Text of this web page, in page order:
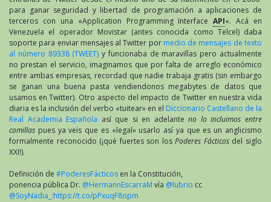
para ganar seguridad y libertad de programación a aplicaciones de
terceros con una «Application Programming InterfaceAPI«. Acá en
Venezuela el operador Movistar (antes conocida como Telcel) daba
soporte para enviar mensajes al Twitter por medio de mensajes de texto
al número 89338 (TWEET) y funcionaba de maravillas pero actualmente
no prestan el servicio, imaginamos que por falta de arreglo económico
entre ambas empresas, recordad que nadie trabaja gratis (sin embargo
se ganan una buena pasta vendiendonos megabytes de datos que
usamos en Twitter). Otro aspecto del impacto de Twitter en nuestra vida
diaria es la inclusión del verbo «tuitear» en el Diccionario Castellano de la
Real Academia Española así que si en adelanteno lo incluimos entre
comillas pues ya veis que es «legal» usarlo así ya que es un anglicismo
formalmente reconocido (¡qué fuertes son losPoderes Fácticosdel siglo
XXI!).
Definición de #PoderesFácticos en la Constitución,
ponencia pública Dr. @HermannEscarraM vía @lubrio cc
@SoyNadia_ :https://t.co/pPxuqF8opm